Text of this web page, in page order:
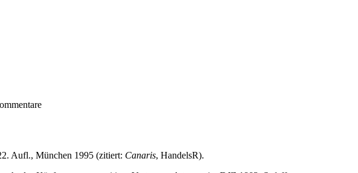
Aufl., München 1995 (zitiert: Canaris, HandelsR).